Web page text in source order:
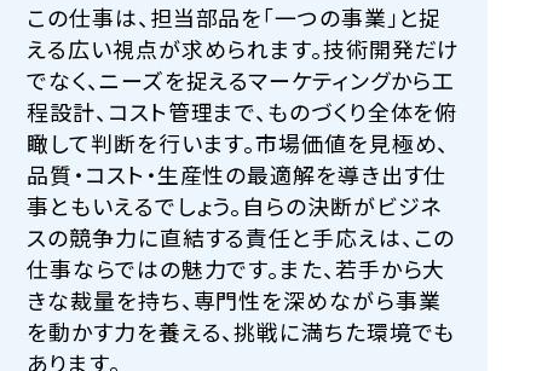
この仕事は、担当部品を「一つの事業」と捉
える広い視点が求められます。技術開発だけ
でなく、ニーズを捉えるマーケティングから工
程設計、コスト管理まで、ものづくり全体を俯
瞰して判断を行います。市場価値を見極め、
品質・コスト・生産性の最適解を導き出す仕
事ともいえるでしょう。自らの決断がビジネ
スの競争力に直結する責任と手応えは、この
仕事ならではの魅力です。また、若手から大
きな裁量を持ち、専門性を深めながら事業
を動かす力を養える、挑戦に満ちた環境でも
あります。